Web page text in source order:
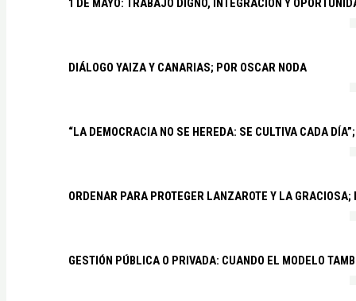
1 DE MAYO: TRABAJO DIGNO, INTEGRACIÓN Y
DIÁLOGO YAIZA Y CANARIAS; POR OSCAR NODA
“LA DEMOCRACIA NO SE HEREDA: SE CULTIVA CADA
ORDENAR PARA PROTEGER LANZAROTE Y LA
GESTIÓN PÚBLICA O PRIVADA: CUANDO EL MODELO